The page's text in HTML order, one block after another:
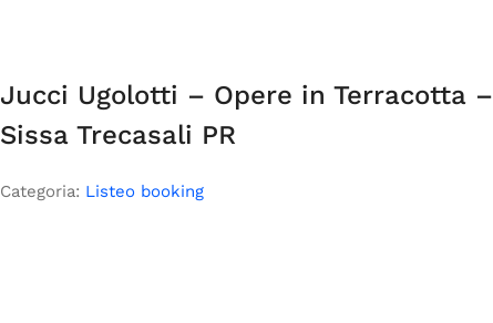
Jucci Ugolotti – Opere in Terracotta –
Sissa Trecasali PR
Categoria: Listeo booking